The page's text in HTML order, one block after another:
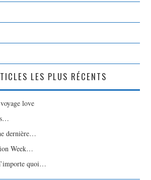
LES PLUS RÉCENTS
love
dernière…
Week…
quoi…